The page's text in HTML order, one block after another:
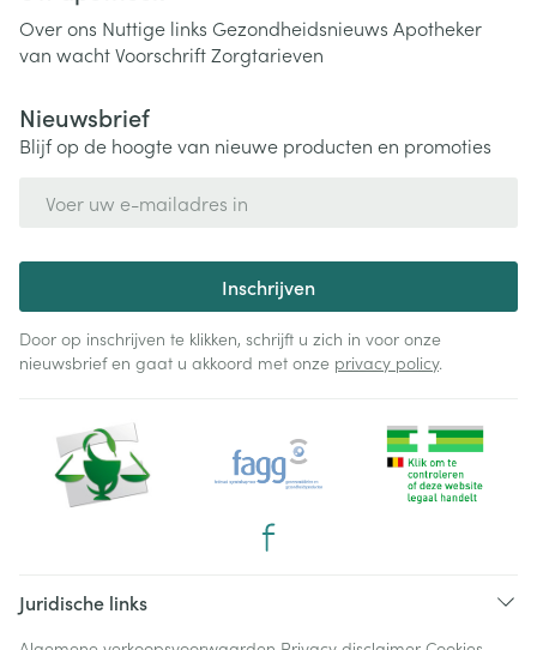
Over ons Nuttige links Gezondheidsnieuws Apotheker
van wachtVoorschriftZorgtarieven
Nieuwsbrief
Blijf op de hoogte van nieuwe producten en promoties
Inschrijven
Door op inschrijven te klikken, schrijft u zich in voor onze
nieuwsbrief en gaat u akkoord met onze privacy policy.
Juridische links